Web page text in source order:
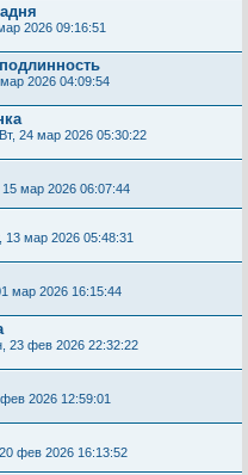
2026 09:16:51
2026 04:09:54
Вт, 24 мар 2026 05:30:22
15 мар 2026 06:07:44
13 мар 2026 05:48:31
мар 2026 16:15:44
23 фев 2026 22:32:22
2026 12:59:01
фев 2026 16:13:52